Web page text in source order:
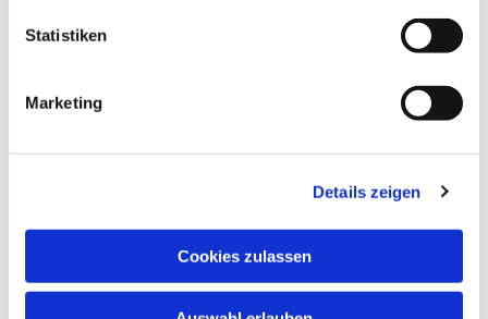
Statistiken
Marketing
Details zeigen
Cookies zulassen